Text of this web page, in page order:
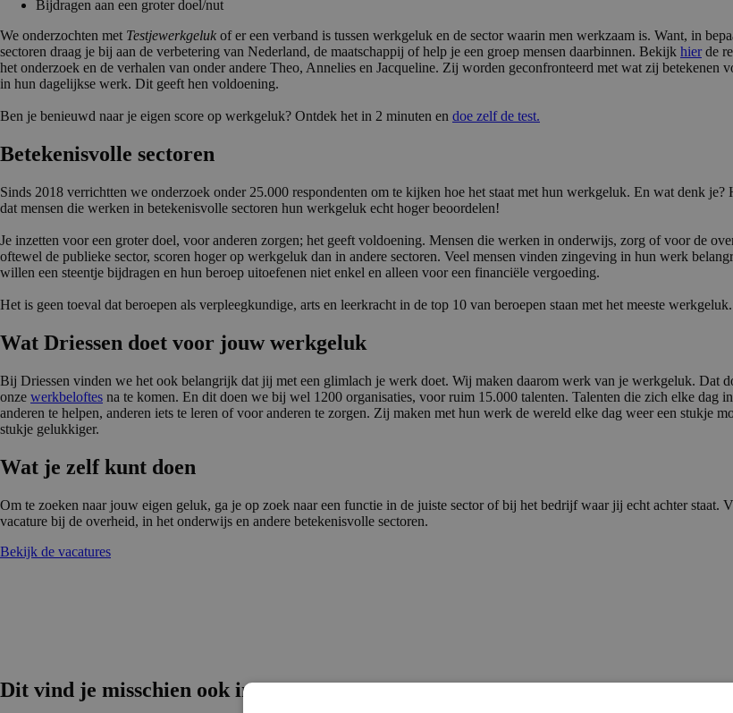
Bijdragen aan een groter doel/nut
We onderzochten met Testjewerkgeluk of er een verband is tussen werkgeluk en de sector waarin men werkzaam is. Want, in
sectoren draag je bij aan de verbetering van Nederland, de maatschappij of help je een groep mensen daarbinnen. Bekijk hierde
het onderzoek en de verhalen van onder andere Theo, Annelies en Jacqueline. Zij worden geconfronteerd met wat zij betekenen
in hun dagelijkse werk. Dit geeft hen voldoening.
Ben je benieuwd naar je eigen score op werkgeluk? Ontdek het in 2 minuten en doe zelf de test.
Betekenis­volle sectoren
Sinds 2018 verrichtten we onderzoek onder 25.000 respondenten om te kijken hoe het staat met hun werkgeluk. En wat denk je?
dat mensen die werken in betekenisvolle sectoren hun werkgeluk echt hoger beoordelen!
Je inzetten voor een groter doel, voor anderen zorgen; het geeft voldoening. Mensen die werken in onderwijs, zorg of voor de
oftewel de publieke sector, scoren hoger op werkgeluk dan in andere sectoren. Veel mensen vinden zingeving in hun werk
willen een steentje bijdragen en hun beroep uitoefenen niet enkel en alleen voor een financiële vergoeding.
Het is geen toeval dat beroepen als verpleegkundige, arts en leerkracht in de top 10 van beroepen staan met het meeste werkgeluk.
Wat Driessen doet voor jouw werkgeluk
Bij Driessen vinden we het ook belangrijk dat jij met een glimlach je werk doet. Wij maken daarom werk van je werkgeluk. Dat
onze werkbeloftes na te komen. En dit doen we bij wel 1200 organisaties, voor ruim 15.000 talenten. Talenten die zich elke dag
anderen te helpen, anderen iets te leren of voor anderen te zorgen. Zij maken met hun werk de wereld elke dag weer een stukje
stukje gelukkiger.
Wat je zelf kunt doen
Om te zoeken naar jouw eigen geluk, ga je op zoek naar een functie in de juiste sector of bij het bedrijf waar jij echt achter staat.
vacature bij de overheid, in het onderwijs en andere betekenisvolle sectoren.
Bekijk de vacatures
Dit vind je misschien ook interessant